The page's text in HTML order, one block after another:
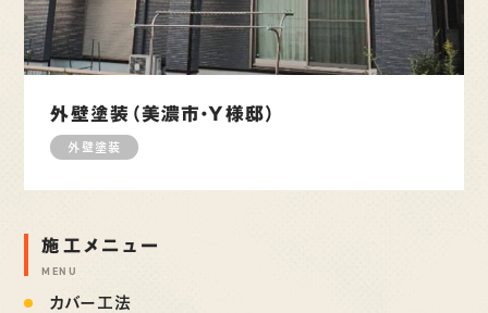
外壁塗装（美濃市・Y様邸）
外壁塗装
施工メニュー
MENU
カバー工法